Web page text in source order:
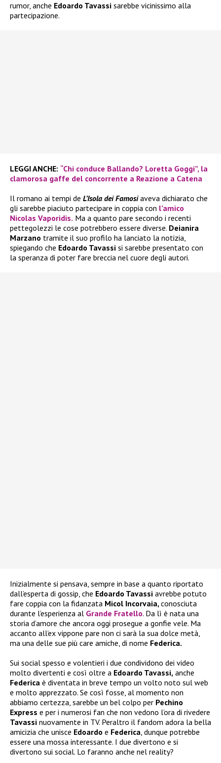
rumor, anche Edoardo Tavassi sarebbe vicinissimo alla
partecipazione.
LEGGI ANCHE: “Chi conduce Ballando? Loretta Goggi”, la
clamorosa gaffe del concorrente a Reazione a Catena
Il romano ai tempi de L’Isola dei Famosiaveva dichiarato che
gli sarebbe piaciuto partecipare in coppia con l’amico
Nicolas Vaporidis. Ma a quanto pare secondo i recenti
pettegolezzi le cose potrebbero essere diverse. Deianira
Marzano tramite il suo profilo ha lanciato la notizia,
spiegando che Edoardo Tavassi si sarebbe presentato con
la speranza di poter fare breccia nel cuore degli autori.
Inizialmente si pensava, sempre in base a quanto riportato
dall’esperta di gossip, che Edoardo Tavassi avrebbe potuto
fare coppia con la fidanzata Micol Incorvaia, conosciuta
durante l’esperienza al Grande Fratello. Da lì è nata una
storia d’amore che ancora oggi prosegue a gonfie vele. Ma
accanto all’ex vippone pare non ci sarà la sua dolce metà,
ma una delle sue più care amiche, di nome Federica.
Sui social spesso e volentieri i due condividono dei video
molto divertenti e così oltre a Edoardo Tavassi, anche
Federica è diventata in breve tempo un volto noto sul web
e molto apprezzato. Se così fosse, al momento non
abbiamo certezza, sarebbe un bel colpo per Pechino
Express e per i numerosi fan che non vedono l’ora di rivedere
Tavassi nuovamente in TV. Peraltro il fandom adora la bella
amicizia che unisce Edoardo e Federica , dunque potrebbe
essere una mossa interessante. I due divertono e si
divertono sui social. Lo faranno anche nel reality?